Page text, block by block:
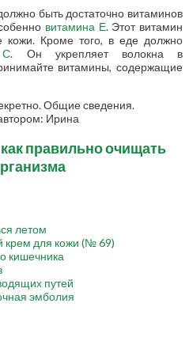
быть достаточно витаминов
витамина Е. Этот витамин
кожи. Кроме того, в еде должно
С. Он укрепляет волокна в
витамины, содержащие
Общие сведения.
Ирина
как правильно очищать
летом
крем для кожи (№ 69)
кишечника
путей
эмболия